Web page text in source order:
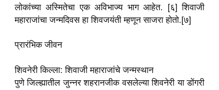
लोकांच्या अस्मितेचा एक अविभाज्य भाग आहेत. [६] शिवाजी
महाराजांचा जन्मदिवस हा शिवजयंती म्हणून साजरा होतो.[७]
प्रारंभिक जीवन
शिवनेरी किल्ला: शिवाजी महाराजांचे जन्मस्थान
पुणे जिल्ह्यातील जुन्नर शहरानजीक वसलेल्या शिवनेरी या डोंगरी